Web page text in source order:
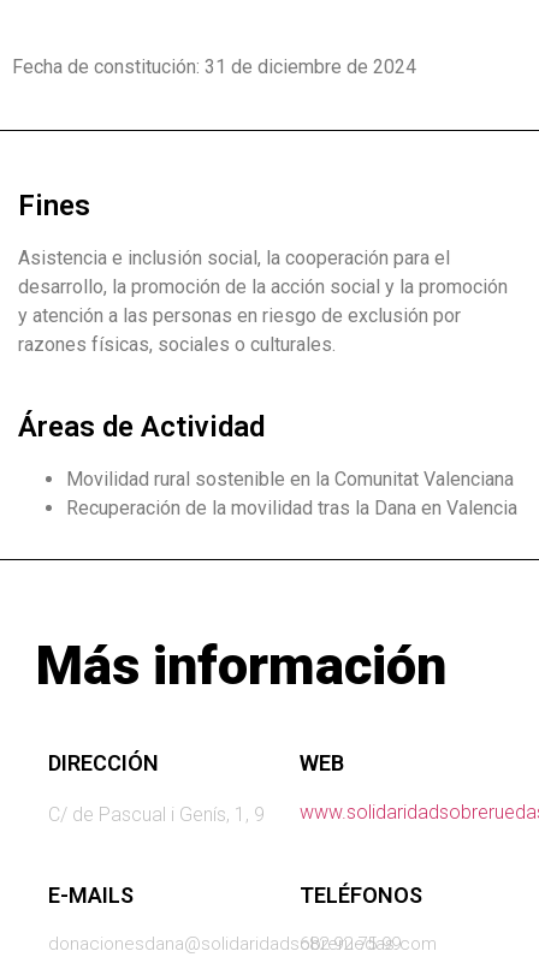
Fecha de constitución: 31 de diciembre de 2024
Fines
Asistencia e inclusión social, la cooperación para el
desarrollo, la promoción de la acción social y la promoción
y atención a las personas en riesgo de exclusión por
razones físicas, sociales o culturales.
Áreas de Actividad
Movilidad rural sostenible en la Comunitat Valenciana
Recuperación de la movilidad tras la Dana en Valencia
Más información
DIRECCIÓN
C/ de Pascual i Genís, 1, 9
WEB
E-MAILS
donacionesdana@solidaridadsobreruedas.com
TELÉFONOS
682 92 75 99